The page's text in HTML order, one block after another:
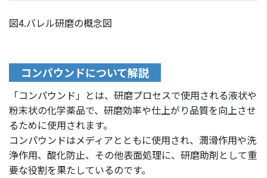
図4.バレル研磨の概念図
コンパウンドについて解説
「コンパウンド」とは、研磨プロセスで使用される液状や
粉末状の化学薬品で、研磨効率や仕上がり品質を向上させ
るために使用されます。
コンパウンドはメディアとともに使用され、潤滑作用や洗
浄作用、酸化防止、その他表面処理に、研磨助剤として重
要な役割を果たしているのです。